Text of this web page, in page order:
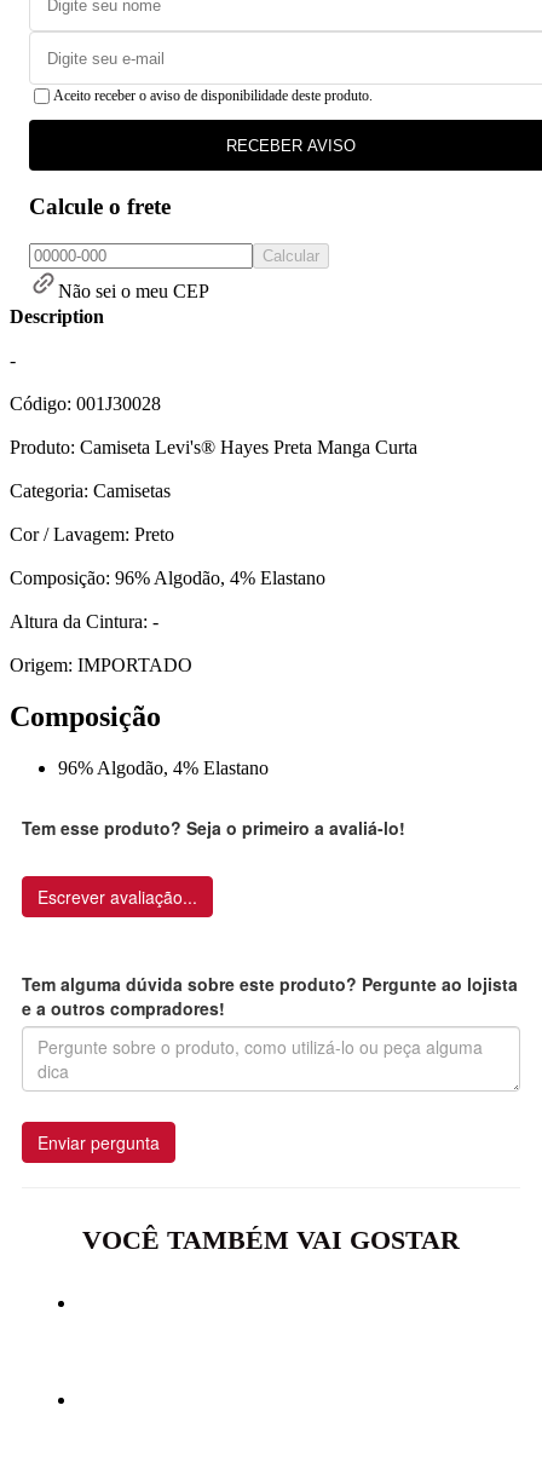
Aceito receber o aviso de disponibilidade deste produto.
RECEBER AVISO
Calcule o frete
Calcular
Não sei o meu CEP
Description
-
Código: 001J30028
Produto: Camiseta Levi's® Hayes Preta Manga Curta
Categoria: Camisetas
Cor / Lavagem: Preto
Composição: 96% Algodão, 4% Elastano
Altura da Cintura: -
Origem: IMPORTADO
Composição
96% Algodão, 4% Elastano
Tem esse produto? Seja o primeiro a avaliá-lo!
Escrever avaliação...
Tem alguma dúvida sobre este produto? Pergunte ao lojista
e a outros compradores!
Enviar pergunta
VOCÊ TAMBÉM VAI GOSTAR